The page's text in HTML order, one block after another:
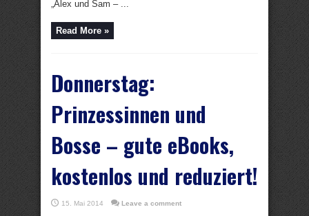
„Alex und Sam – ...
Read More »
Donnerstag:
Prinzessinnen und
Bosse – gute eBooks,
kostenlos und reduziert!
15. Mai 2014 Leave a comment